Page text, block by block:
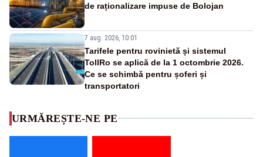
de raționalizare impuse de Bolojan
7 aug. 2026, 10:01
Tarifele pentru rovinietă și sistemul
TollRo se aplică de la 1 octombrie 2026.
Ce se schimbă pentru șoferi și
transportatori
URMĂREȘTE-NE PE